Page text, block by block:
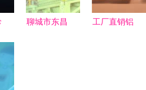
聊城市东昌
工厂直销铝